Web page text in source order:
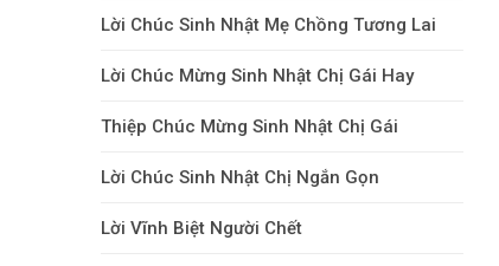
Lời Chúc Sinh Nhật Mẹ Chồng Tương Lai
Lời Chúc Mừng Sinh Nhật Chị Gái Hay
Thiệp Chúc Mừng Sinh Nhật Chị Gái
Lời Chúc Sinh Nhật Chị Ngắn Gọn
Lời Vĩnh Biệt Người Chết